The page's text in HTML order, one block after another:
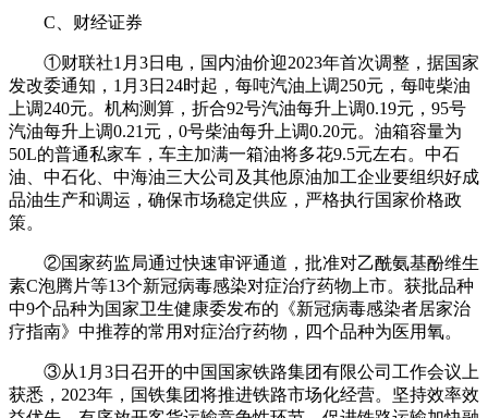
C、财经证券
①财联社1月3日电，国内油价迎2023年首次调整，据国家
发改委通知，1月3日24时起，每吨汽油上调250元，每吨柴油
上调240元。机构测算，折合92号汽油每升上调0.19元，95号
汽油每升上调0.21元，0号柴油每升上调0.20元。油箱容量为
50L的普通私家车，车主加满一箱油将多花9.5元左右。中石
油、中石化、中海油三大公司及其他原油加工企业要组织好成
品油生产和调运，确保市场稳定供应，严格执行国家价格政
策。
②国家药监局通过快速审评通道，批准对乙酰氨基酚维生
素C泡腾片等13个新冠病毒感染对症治疗药物上市。获批品种
中9个品种为国家卫生健康委发布的《新冠病毒感染者居家治
疗指南》中推荐的常用对症治疗药物，四个品种为医用氧。
③从1月3日召开的中国国家铁路集团有限公司工作会议上
获悉，2023年，国铁集团将推进铁路市场化经营。坚持效率效